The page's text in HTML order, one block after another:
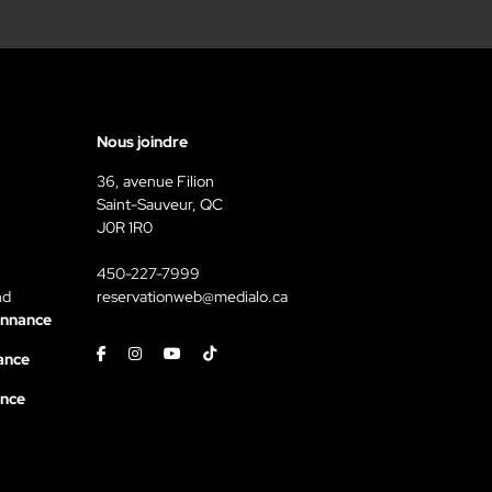
Nous joindre
36, avenue Filion
Saint-Sauveur, QC
J0R 1R0
450-227-7999
reservationweb@medialo.ca
FacebookInstagramYoutubeTiktok